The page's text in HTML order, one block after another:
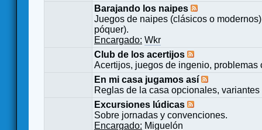
Barajando los naipes
Juegos de naipes (clásicos o
póquer).
Encargado: Wkr
Club de los acertijos
Acertijos, juegos de ingenio,
En mi casa jugamos así
Reglas de la casa opcionales,
Excursiones lúdicas
Sobre jornadas y convenciones.
Encargado: Miguelón